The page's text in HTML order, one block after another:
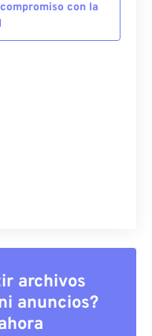
con la
archivos
anuncios?